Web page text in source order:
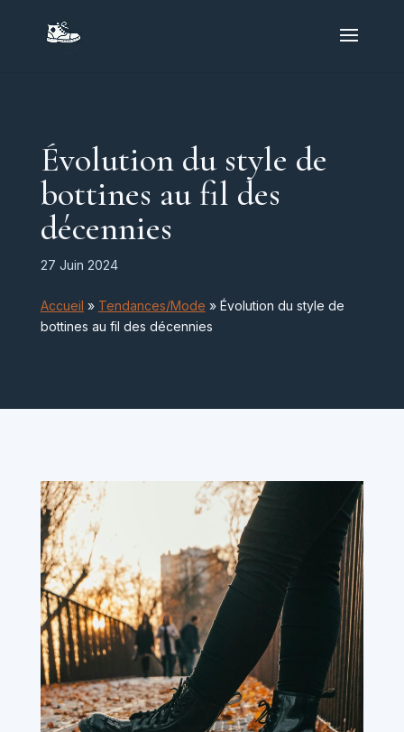
Évolution du style de
bottines au fil des
décennies
27 Juin 2024
Accueil » Tendances/Mode » Évolution du style de
bottines au fil des décennies